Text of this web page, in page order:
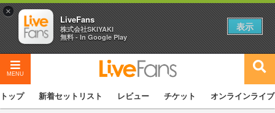
MENU
トップ 新着セットリスト レビュー チケット オンラインライブ
×
LiveFans
株式会社SKIYAKI
無料 - In Google Play
表示